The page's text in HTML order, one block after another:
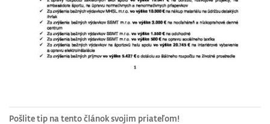
Pošlite tip na tento článok svojim priateľom!